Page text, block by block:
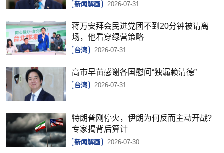
新闻解画 2026-07-31
蒋万安拜会民进党团不到20分钟被请离
场，他看穿绿营策略
台湾 2026-07-31
高市早苗感谢各国慰问“独漏赖清德”
台湾 2026-07-31
特朗普刚停火，伊朗为何反而主动开战？
专家揭背后算计
新闻解画 2026-07-30